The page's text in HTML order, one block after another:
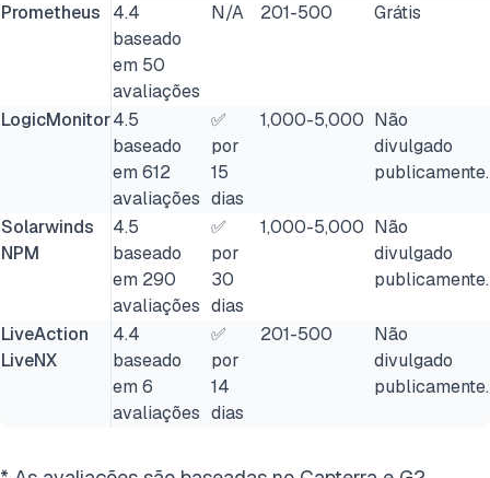
Prometheus
4.4
baseado
em 50
avaliações
N/A 201-500 Grátis
LogicMonitor4.5
baseado
em 612
avaliações
✅
por
15
dias
1,000-5,000 Não
divulgado
publicamente.
Solarwinds
NPM
4.5
baseado
em 290
avaliações
✅
por
30
dias
1,000-5,000 Não
divulgado
publicamente.
LiveAction
LiveNX
4.4
baseado
em 6
avaliações
✅
por
14
dias
201-500
Não
divulgado
publicamente.